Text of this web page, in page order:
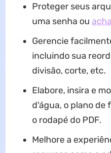
Proteger seus
uma senha ou
Gerencie
incluindo sua
divisão, corte, etc.
Elabore, insira e
d'água, o plano de
o rodapé do PDF.
Melhore a